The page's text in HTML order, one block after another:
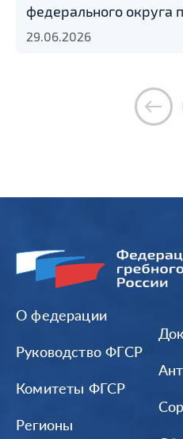
федерального округа
29.06.2026
О федерации
Руководство ФГСР
Комитеты ФГСР
Регионы